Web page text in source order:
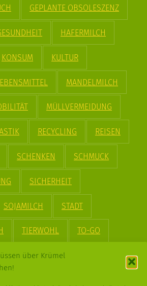
über Krümel
GEPLANTE OBSOLESZENZ
HAFERMILCH
KONSUM KULTUR
MANDELMILCH
MÜLLVERMEIDUNG
RECYCLING REISEN
SCHENKEN SCHMUCK
SICHERHEIT
SOJAMILCH STADT
TIERWOHL TO-GO
VEGAN